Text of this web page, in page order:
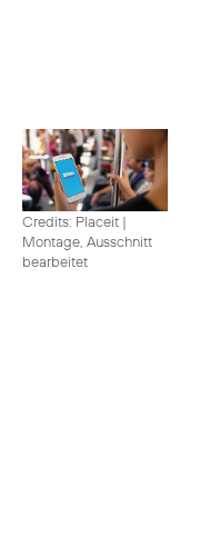
Credits: Placeit |
Montage, Ausschnitt
bearbeitet